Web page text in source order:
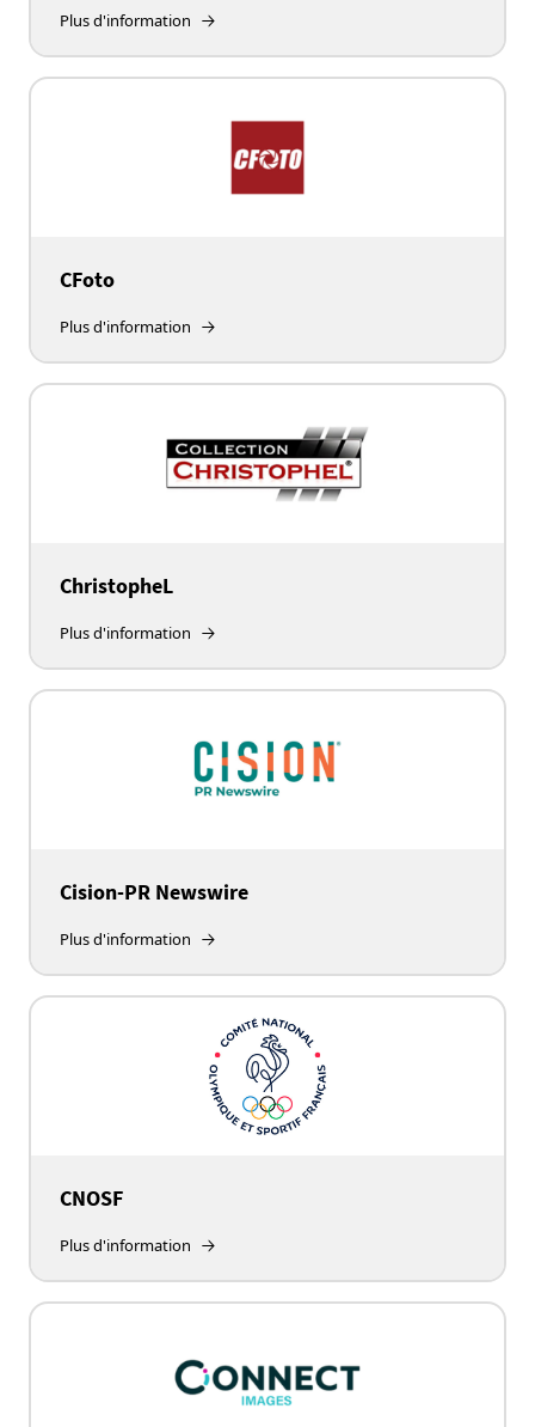
Plus d'information
CFoto
Plus d'information
ChristopheL
Plus d'information
Cision-PR Newswire
Plus d'information
CNOSF
Plus d'information